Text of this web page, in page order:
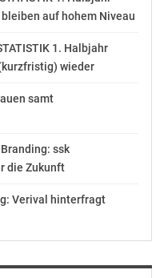
gewählt
auf hohem Niveau
1. Halbjahr
wieder
samt
ssk
die Zukunft
Verival hinterfragt